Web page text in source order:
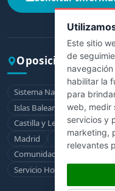
Este sitio
de
habilitar la
para
web, medir
servicios y
marketing,
relevantes
Oposiciones por
Sistema Nacional de Salud
Islas Baleares
Canarias
Castilla y León
Cataluña
Madrid
Murcia
Comunidad Valenciana
Servicio Hospitalario de la